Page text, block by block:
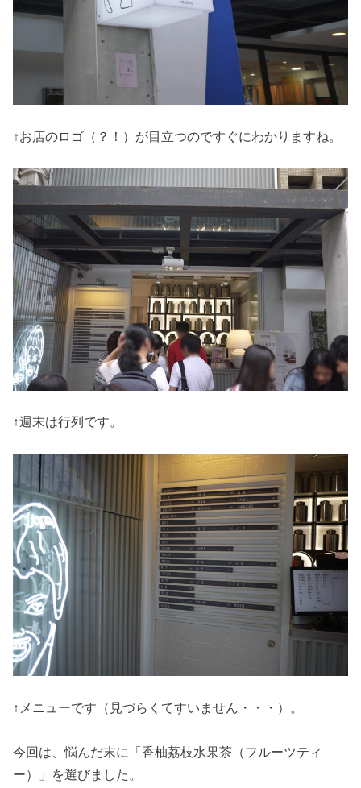
↑お店のロゴ（？！）が目立つのですぐにわかりますね。
↑週末は行列です。
↑メニューです（見づらくてすいません・・・）。
今回は、悩んだ末に「香柚荔枝水果茶（フルーツティ
ー）」を選びました。